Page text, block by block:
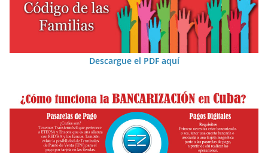
Descargue el PDF aquí